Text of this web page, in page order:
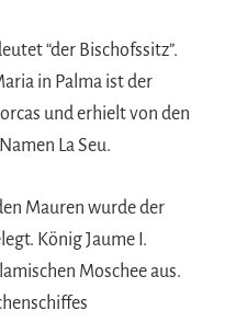
“der Bischofssitz”.
in Palma ist der
und erhielt von den
La Seu.
Mauren wurde der
König Jaume I.
Moschee aus.